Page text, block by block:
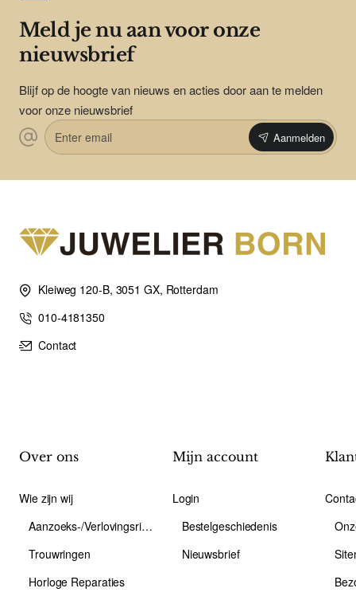
Meld je nu aan voor onze
nieuwsbrief
Blijf op de hoogte van nieuws en acties door aan te melden
voor onze nieuwsbrief
Enter
email
Aanmelden
Kleiweg 120-B, 3051 GX, Rotterdam
010-4181350
Contact
Over ons
Wie zijn wij
Aanzoeks-/Verlovingsring
Trouwringen
Horloge Reparaties
Mijn account
Login
Bestelgeschiedenis
Nieuwsbrief